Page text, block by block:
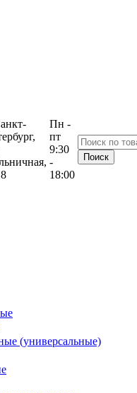
Пн -
пт
9:30
-
18:00
(универсальные)